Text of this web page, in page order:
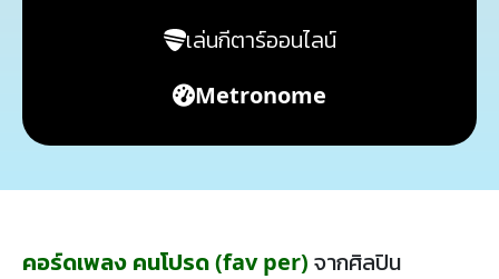
เล่นกีตาร์ออนไลน์
Metronome
คอร์ดเพลง คนโปรด (fav per) จากศิลปิน